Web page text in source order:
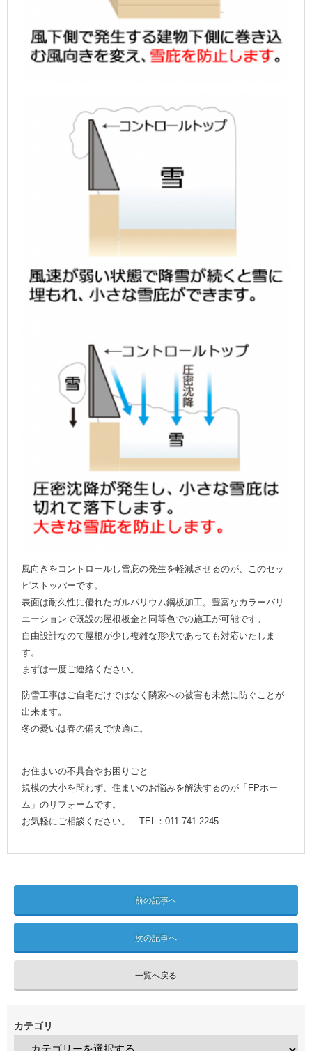
風向きをコントロールし雪庇の発生を軽減させるのが、このセッ
ピストッパーです。
表面は耐久性に優れたガルバリウム鋼板加工。豊富なカラーバリ
エーションで既設の屋根板金と同等色での施工が可能です。
自由設計なので屋根が少し複雑な形状であっても対応いたしま
す。
まずは一度ご連絡ください。
防雪工事はご自宅だけではなく隣家への被害も未然に防ぐことが
出来ます。
冬の憂いは春の備えで快適に。
——————————————————————
お住まいの不具合やお困りごと
規模の大小を問わず、住まいのお悩みを解決するのが「FPホー
ム」のリフォームです。
お気軽にご相談ください。 TEL：011-741-2245
前の記事へ
次の記事へ
一覧へ戻る
カテゴリ